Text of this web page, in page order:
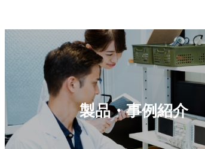
製品・事例紹介